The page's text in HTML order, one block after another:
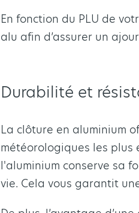
En fonction du PLU de
alu afin d’assurer un
Durabilité et
La clôture en aluminium
météorologiques les plus
l'aluminium conserve sa
vie. Cela vous garantit